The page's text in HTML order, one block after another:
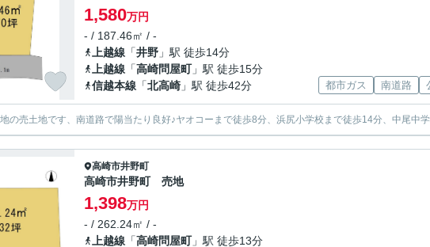
1,580万円
- / 187.46㎡ / -
上越線 「井野 」駅 徒歩14分
上越線 「高崎問屋町」駅 徒歩15分
信越本線 「北高崎 」駅 徒歩42分 都市ガス 南道路
の売土地です、南道路で陽当たり良好♪ヤオコーまで徒歩8分、浜尻小学校まで徒歩14分、中尾中
高崎市井野町
高崎市井野町 売地
1,398万円
- / 262.24㎡ / -
上越線 「高崎問屋町」駅 徒歩13分